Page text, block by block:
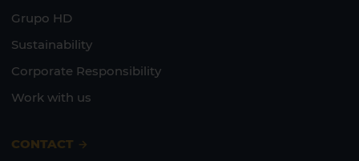
Grupo HD
Sustainability
Corporate Responsibility
Work with us
CONTACT